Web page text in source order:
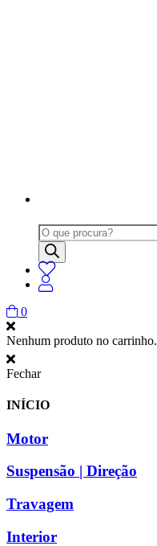
Products
search
0
Nenhum produto no carrinho.
Fechar
INÍCIO
Motor
Suspensão | Direção
Travagem
Interior